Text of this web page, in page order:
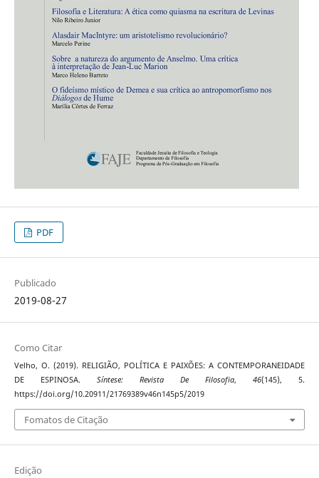
PDF
Publicado
2019-08-27
Como Citar
Velho, O. (2019). RELIGIÃO, POLÍTICA E PAIXÕES: A CONTEMPORANEIDADE
DE ESPINOSA. Síntese: Revista De Filosofia,46(145), 5.
https://doi.org/10.20911/21769389v46n145p5/2019
Fomatos de Citação
Edição